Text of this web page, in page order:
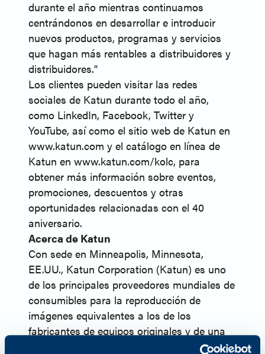
durante el año mientras continuamos
centrándonos en desarrollar e introducir
nuevos productos, programas y servicios
que hagan más rentables a distribuidores y
distribuidores."
Los clientes pueden visitar las redes
sociales de Katun durante todo el año,
como LinkedIn, Facebook, Twitter y
YouTube, así como el sitio web de Katun en
www.katun.com y el catálogo en línea de
Katun en www.katun.com/kolc, para
obtener más información sobre eventos,
promociones, descuentos y otras
oportunidades relacionadas con el 40
aniversario.
Acerca de Katun
Con sede en Minneapolis, Minnesota,
EE.UU., Katun Corporation (Katun) es uno
de los principales proveedores mundiales de
consumibles para la reproducción de
imágenes equivalentes a los de los
fabricantes de equipos originales y de una
amplia gama de productos y servicios para